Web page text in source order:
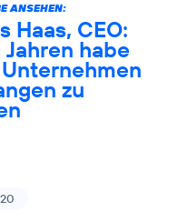
ANSEHEN:
Haas, CEO:
Jahren habe
zu